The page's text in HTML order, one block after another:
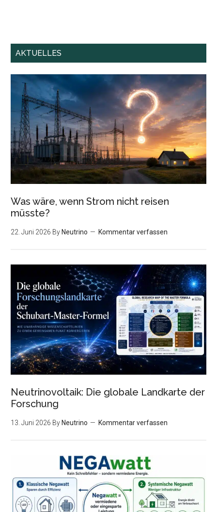
AKTUELLES
Was wäre, wenn Strom nicht reisen
müsste?
22. Juni 2026 By Neutrino Kommentar verfassen
Neutrinovoltaik: Die globale Landkarte der
Forschung
13. Juni 2026 By Neutrino Kommentar verfassen